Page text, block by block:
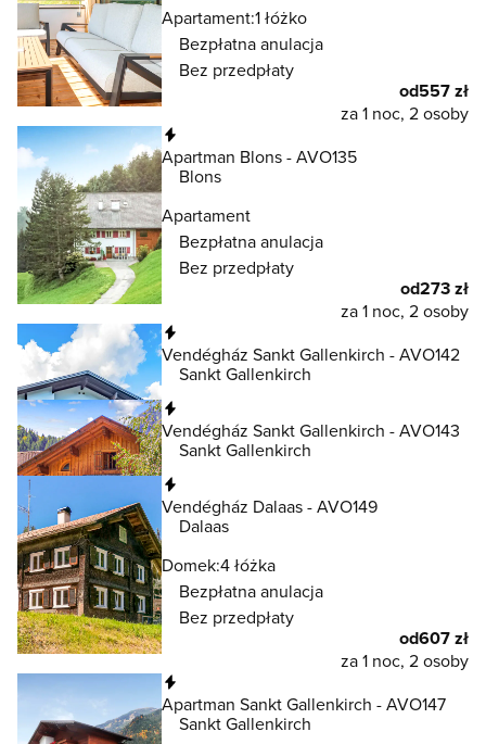
Apartament:1 łóżko
Bezpłatna anulacja
Bez przedpłaty
od557 zł
za 1 noc, 2 osoby
Apartman Blons - AVO135
Blons
Apartament
Bezpłatna anulacja
Bez przedpłaty
od273 zł
za 1 noc, 2 osoby
Vendégház Sankt Gallenkirch - AVO142
Sankt Gallenkirch
Vendégház Sankt Gallenkirch - AVO143
Sankt Gallenkirch
Vendégház Dalaas - AVO149
Dalaas
Domek:4 łóżka
Bezpłatna anulacja
Bez przedpłaty
od607 zł
za 1 noc, 2 osoby
Apartman Sankt Gallenkirch - AVO147
Sankt Gallenkirch